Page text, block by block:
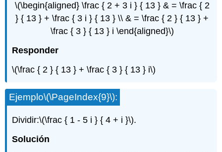
\(\begin{aligned} \frac { 2 + 3 i } { 13 } & = \frac { 2
} { 13 } + \frac { 3 i } { 13 } \\ & = \frac { 2 } { 13 } +
\frac { 3 } { 13 } i \end{aligned}\)
Responder
\(\frac { 2 } { 13 } + \frac { 3 } { 13 } i\)
Ejemplo\(\PageIndex{9}\):
Dividir:\(\frac { 1 - 5 i } { 4 + i }\).
Solución